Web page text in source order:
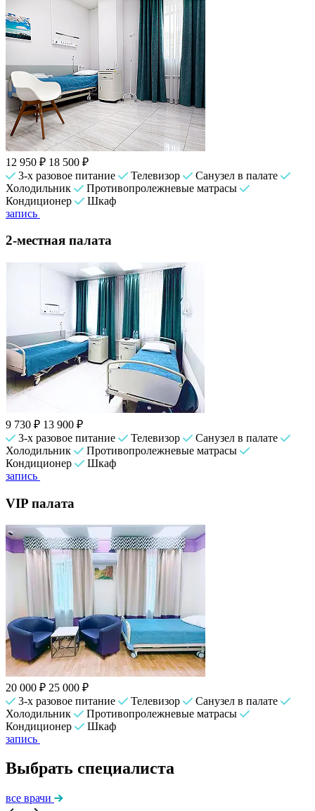
12 950 ₽ 18 500 ₽
3-х разовое питание
Телевизор
Санузел в палате
Холодильник
Противопролежневые матрасы
Кондиционер
Шкаф
запись
2-местная палата
9 730 ₽ 13 900 ₽
3-х разовое питание
Телевизор
Санузел в палате
Холодильник
Противопролежневые матрасы
Кондиционер
Шкаф
запись
VIP палата
20 000 ₽ 25 000 ₽
3-х разовое питание
Телевизор
Санузел в палате
Холодильник
Противопролежневые матрасы
Кондиционер
Шкаф
запись
Выбрать специалиста
все врачи